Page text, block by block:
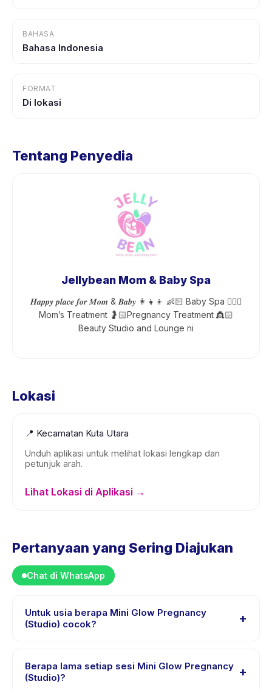
BAHASA
Bahasa Indonesia
FORMAT
Di lokasi
Tentang Penyedia
Jellybean Mom & Baby Spa
𝑯𝒂𝒑𝒑𝒚 𝒑𝒍𝒂𝒄𝒆 𝒇𝒐𝒓 𝑴𝒐𝒎 & 𝑩𝒂𝒃𝒚 👩‍👧‍👦 👶🏻 Baby Spa 💆🏻‍♀️
Mom’s Treatment 🤰🏻Pregnancy Treatment 👸🏻
Beauty Studio and Lounge ni
Lokasi
📍 Kecamatan Kuta Utara
Unduh aplikasi untuk melihat lokasi lengkap dan
petunjuk arah.
Lihat Lokasi di Aplikasi →
Pertanyaan yang Sering Diajukan
Chat di WhatsApp
Untuk usia berapa Mini Glow Pregnancy
(Studio) cocok?
+
usia 18 sampai 18 tahun. Instruktur menyesuaikan
program untuk berbagai tingkat kemampuan dalam
Berapa lama setiap sesi Mini Glow Pregnancy
(Studio)?
+